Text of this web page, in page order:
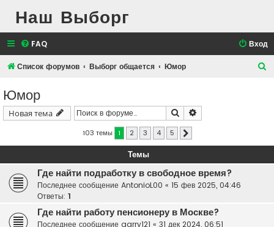
Наш Выборг
FAQ Вход
Список форумов Выборг общается Юмор
Юмор
Новая тема Поиск
103 темы 1 2 3 4 5
Темы
Где найти подработку в свободное время?
Последнее сообщение AntonioL00 « 15 фев 2025, 04:46
Ответы: 1
Где найти работу пенсионеру в Москве?
Последнее сообщение garry121 « 31 дек 2024, 06:51